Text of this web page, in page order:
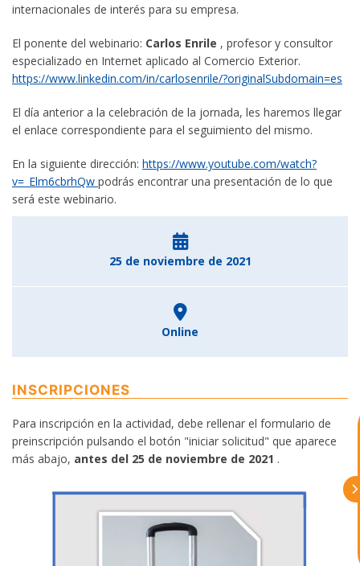
internacionales de interés para su empresa.
El ponente del webinario: Carlos Enrile , profesor y consultor
especializado en Internet aplicado al Comercio Exterior.
https://www.linkedin.com/in/carlosenrile/?originalSubdomain=es
El día anterior a la celebración de la jornada, les haremos llegar
el enlace correspondiente para el seguimiento del mismo.
En la siguiente dirección: https://www.youtube.com/watch?
v=_Elm6cbrhQw podrás encontrar una presentación de lo que
será este webinario.
25 de noviembre de 2021
Online
INSCRIPCIONES
Para inscripción en la actividad, debe rellenar el formulario de
preinscripción pulsando el botón "iniciar solicitud" que aparece
más abajo, antes del 25 de noviembre de 2021 .
astu
¡Hola, soy Astu
Estoy aquí para
Asturex.